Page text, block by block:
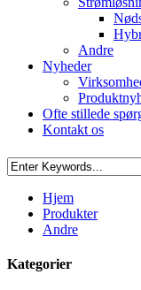
Andre
Nyheder
Ofte stillede
Kontakt os
Hjem
Produkter
Andre
Kategorier